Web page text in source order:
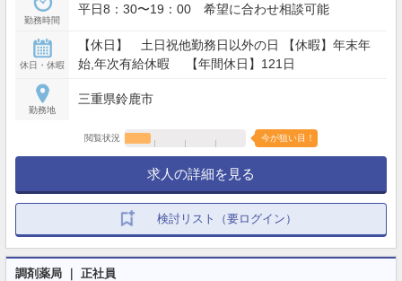
勤務時間
平日8：30〜19：00 希望に合わせ相談可能
休日・休暇
【休日】 土日祝他勤務日以外の日 【休暇】年末年
始,年次有給休暇 【年間休日】121日
勤務地
三重県鈴鹿市
閲覧状況 今が狙い目！
求人の詳細を見る
検討リスト（要ログイン）
調剤薬局 ｜ 正社員